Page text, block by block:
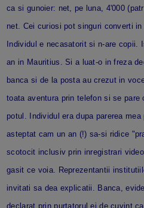
ca si gunoier: net, pe luna, 4'000
net. Cei curiosi pot singuri converti in
Individul e necasatorit si n-are copii.
an in Mauritius. Si a luat-o in freza
banca si de la posta au crezut in
toata aventura prin telefon si se
potul. Individul era dupa parerea
asteptat cam un an (!) sa-si ridice
scotocit inclusiv prin inregistrari
gasit ce voia. Reprezentantii
invitati sa dea explicatii. Banca,
declarat prin purtatorul ei de cuvint